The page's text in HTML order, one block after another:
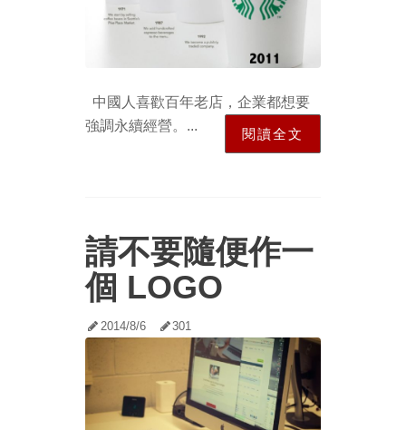
中國人喜歡百年老店，企業都想要
強調永續經營。...
閱讀全文
請不要隨便作一
個 LOGO
2014/8/6 301